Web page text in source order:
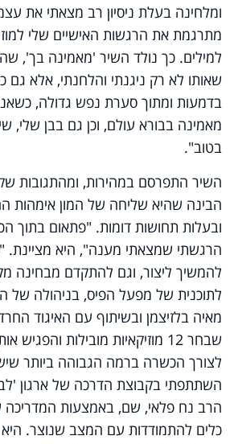
ומלחינה בעלת ניסיון רב מצאתי את
מתרגמת את הרגשות האישיים שלי
למילים. כך נולד השיר 'מאמינה בך',
שאותו לא רק ניגנתי והלחנתי, אלא גם
בדמעות ומתוך סערת נפש גדולה,
מאמינה בבורא עולם, וכן גם בבן שלי,
בטוב".
השיר התפרסם במהירות, ומהתגובות
הבינה שהיא שליחה של המון אימהות
ובעלות תחושות דומות. "פתאום בתוך
הרגשתי שמצאתי מענה", היא מציינת.
להמשיך ליצור, וגם להתקדם מבחינה
לתוכנית של מפעל הפיס, בניהולה של
מאיה בלזיצמן ובשיתוף עם האיגוד
שבחר 12 מוזיקאיות מובילות
לצורך הכשרה ברמה הגבוהה ביותר
השתתפתי בקבוצת הדרכה של ארגון
הרב נח פלאי, שם, באמצעות המדריכה
כלים להתמודדות עם המצב שנוצר.